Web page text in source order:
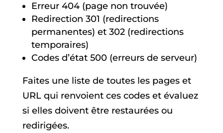
Erreur 404 (page non trouvée)
Redirection 301 (redirections
permanentes) et 302 (redirections
temporaires)
Codes d’état 500 (erreurs de serveur)
Faites une liste de toutes les pages et
URL qui renvoient ces codes et évaluez
si elles doivent être restaurées ou
redirigées.